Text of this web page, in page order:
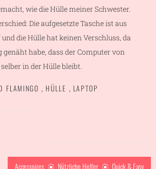
wie die Hülle meiner Schwester.
Die aufgesetzte Tasche ist aus
die Hülle hat keinen Verschluss, da
genäht habe, dass der Computer von
selber in der Hülle bleibt.
FLAMINGO , HÜLLE , LAPTOP
Accessoires Nützliche Helfer Quick & Easy